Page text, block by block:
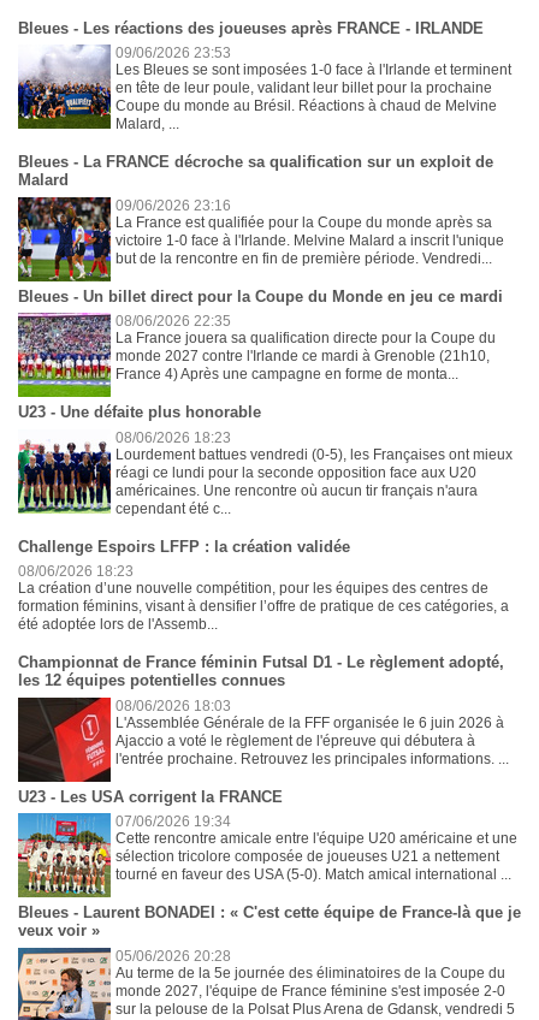
Bleues - Les réactions des joueuses après FRANCE - IRLANDE
09/06/2026 23:53
Les Bleues se sont imposées 1-0 face à l'Irlande et terminent
en tête de leur poule, validant leur billet pour la prochaine
Coupe du monde au Brésil. Réactions à chaud de Melvine
Malard, ...
Bleues - La FRANCE décroche sa qualification sur un exploit de
Malard
09/06/2026 23:16
La France est qualifiée pour la Coupe du monde après sa
victoire 1-0 face à l'Irlande. Melvine Malard a inscrit l'unique
but de la rencontre en fin de première période. Vendredi...
Bleues - Un billet direct pour la Coupe du Monde en jeu ce mardi
08/06/2026 22:35
La France jouera sa qualification directe pour la Coupe du
monde 2027 contre l'Irlande ce mardi à Grenoble (21h10,
France 4) Après une campagne en forme de monta...
U23 - Une défaite plus honorable
08/06/2026 18:23
Lourdement battues vendredi (0-5), les Françaises ont mieux
réagi ce lundi pour la seconde opposition face aux U20
américaines. Une rencontre où aucun tir français n'aura
cependant été c...
Challenge Espoirs LFFP : la création validée
08/06/2026 18:23
La création d’une nouvelle compétition, pour les équipes des centres de
formation féminins, visant à densifier l’offre de pratique de ces catégories, a
été adoptée lors de l'Assemb...
Championnat de France féminin Futsal D1 - Le règlement adopté,
les 12 équipes potentielles connues
08/06/2026 18:03
L'Assemblée Générale de la FFF organisée le 6 juin 2026 à
Ajaccio a voté le règlement de l'épreuve qui débutera à
l'entrée prochaine. Retrouvez les principales informations. ...
U23 - Les USA corrigent la FRANCE
07/06/2026 19:34
Cette rencontre amicale entre l'équipe U20 américaine et une
sélection tricolore composée de joueuses U21 a nettement
tourné en faveur des USA (5-0). Match amical international ...
Bleues - Laurent BONADEI : « C'est cette équipe de France-là que je
veux voir »
05/06/2026 20:28
Au terme de la 5e journée des éliminatoires de la Coupe du
monde 2027, l'équipe de France féminine s'est imposée 2-0
sur la pelouse de la Polsat Plus Arena de Gdansk, vendredi 5